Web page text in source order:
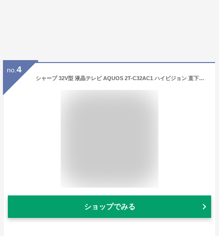
no. 4
シャープ 32V型 液晶テレビ AQUOS 2T-C32AC1 ハイビジョン 直下型LEDバックライト 外付けHDD対応 2018年モデル
ショップでみる